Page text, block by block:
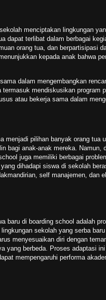
menciptakan lingkungan
dapat terlibat dalam berbagai
orang tua, dan berpartisipasi
kepada anak bahwa
dalam mengembangkan
mendiskusikan program
atau bekerja sama dalam
menjadi pilihan banyak orang tua
bagi anak-anak mereka. Namun,
juga memiliki berbagai
dihadapi siswa di sekolah
self manajemen, dan
baru di boarding school adalah
sekolah yang serba
menyesuaikan diri dengan
yang berbeda. Proses adaptasi
mempengaruhi performa